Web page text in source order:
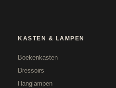
KASTEN & LAMPEN
Boekenkasten
Dressoirs
Hanglampen